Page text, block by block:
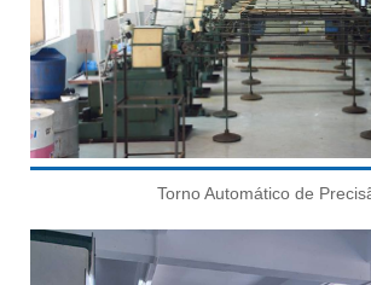
Torno Automático de